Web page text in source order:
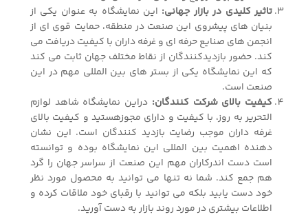
تاثیر کلیدی در بازار جهانی: این نمایشگاه به عنوان یکی از
بنیان های پیشروی این صنعت در منطقه، حمایت قوی ای از
انجمن های صنایع حرفه ای و غرفه داران با کیفیت دریافت می
کند. حضور بازدیدکنندگان از نقاط مختلف جهان ثابت می کند
که این نمایشگاه یکی از بستر های بین المللی مهم در این
صنعت است.
کیفیت بالای شرکت کنندگان: دراین نمایشگاه شاهد لوازم
التحریر به روز، با کیفیت و دارای مجوزهستید و کیفیت بالای
غرفه داران موجب رضایت بازدید کنندگان است. این نشان
دهنده اهمیت بین المللی این نمایشگاه بوده و توانسته
است دست اندرکاران مهم این صنعت از سراسر جهان را گرد
هم جمع کند. شما نه تنها می توانید به محصول مورد نظر
خود دست یابید بلکه می توانید با رقبای خود ملاقات کرده و
اطلاعات بیشتری در مورد روند بازار به دست آورید.